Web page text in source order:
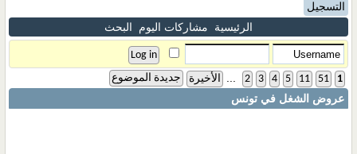
التسجيل
الرئيسية
مشاركات اليوم البحث
1
2 3 4 5 11 51 الأخيرة جديدة الموضوع
عروض الشغل في تونس